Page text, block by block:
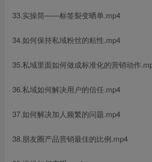
33.实操筒——标签裂变晒单.mp4
34.如何保持私域粉丝的粘性.mp4
35.私域里面如何做成标准化的营销动作
36.私域如何解决用户的信任.mp4
37.如何解决加人频繁的问题.mp4
38.朋友圈产品营销最佳的比例.mp4